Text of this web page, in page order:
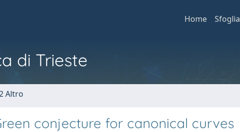
Home Sfoglia
di Trieste
Altro
conjecture for canonical curves